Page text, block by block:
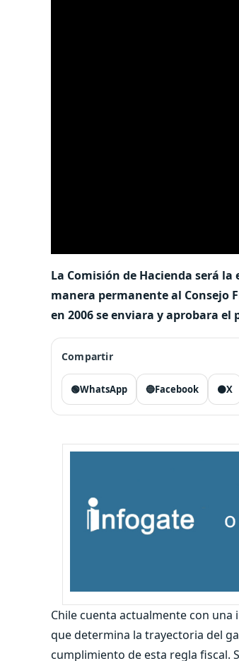
La Comisión de Hacienda será
manera permanente al Consejo
en 2006 se enviara y aprobara el
Compartir
🟢WhatsApp 🔵Facebook ⚫X
Chile cuenta actualmente con
que determina la trayectoria del
cumplimiento de esta regla fiscal.